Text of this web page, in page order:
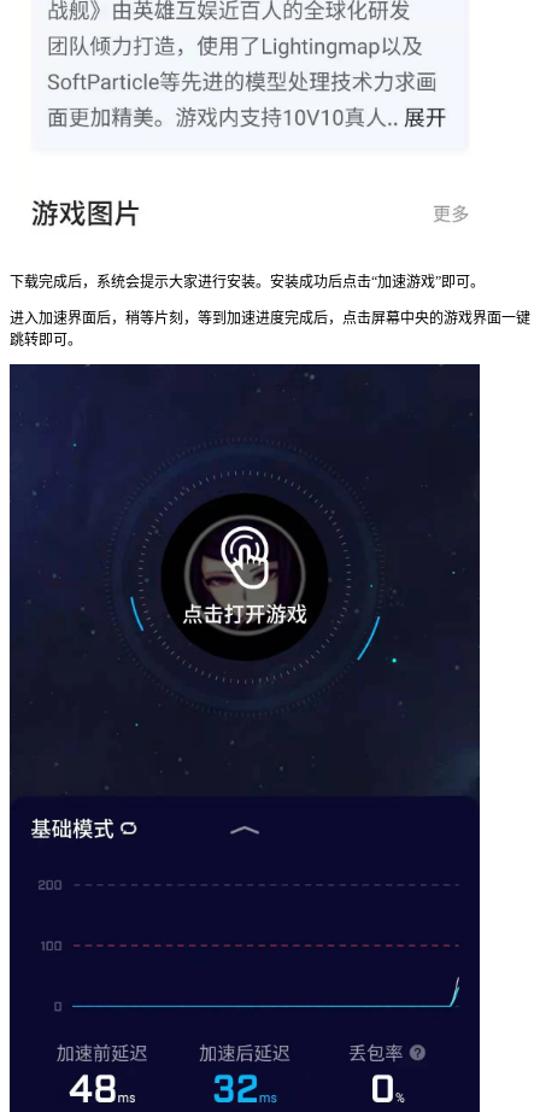
下载完成后，系统会提示大家进行安装。安装成功后点击“加速游戏”即可。
进入加速界面后，稍等片刻，等到加速进度完成后，点击屏幕中央的游戏界面一键
跳转即可。